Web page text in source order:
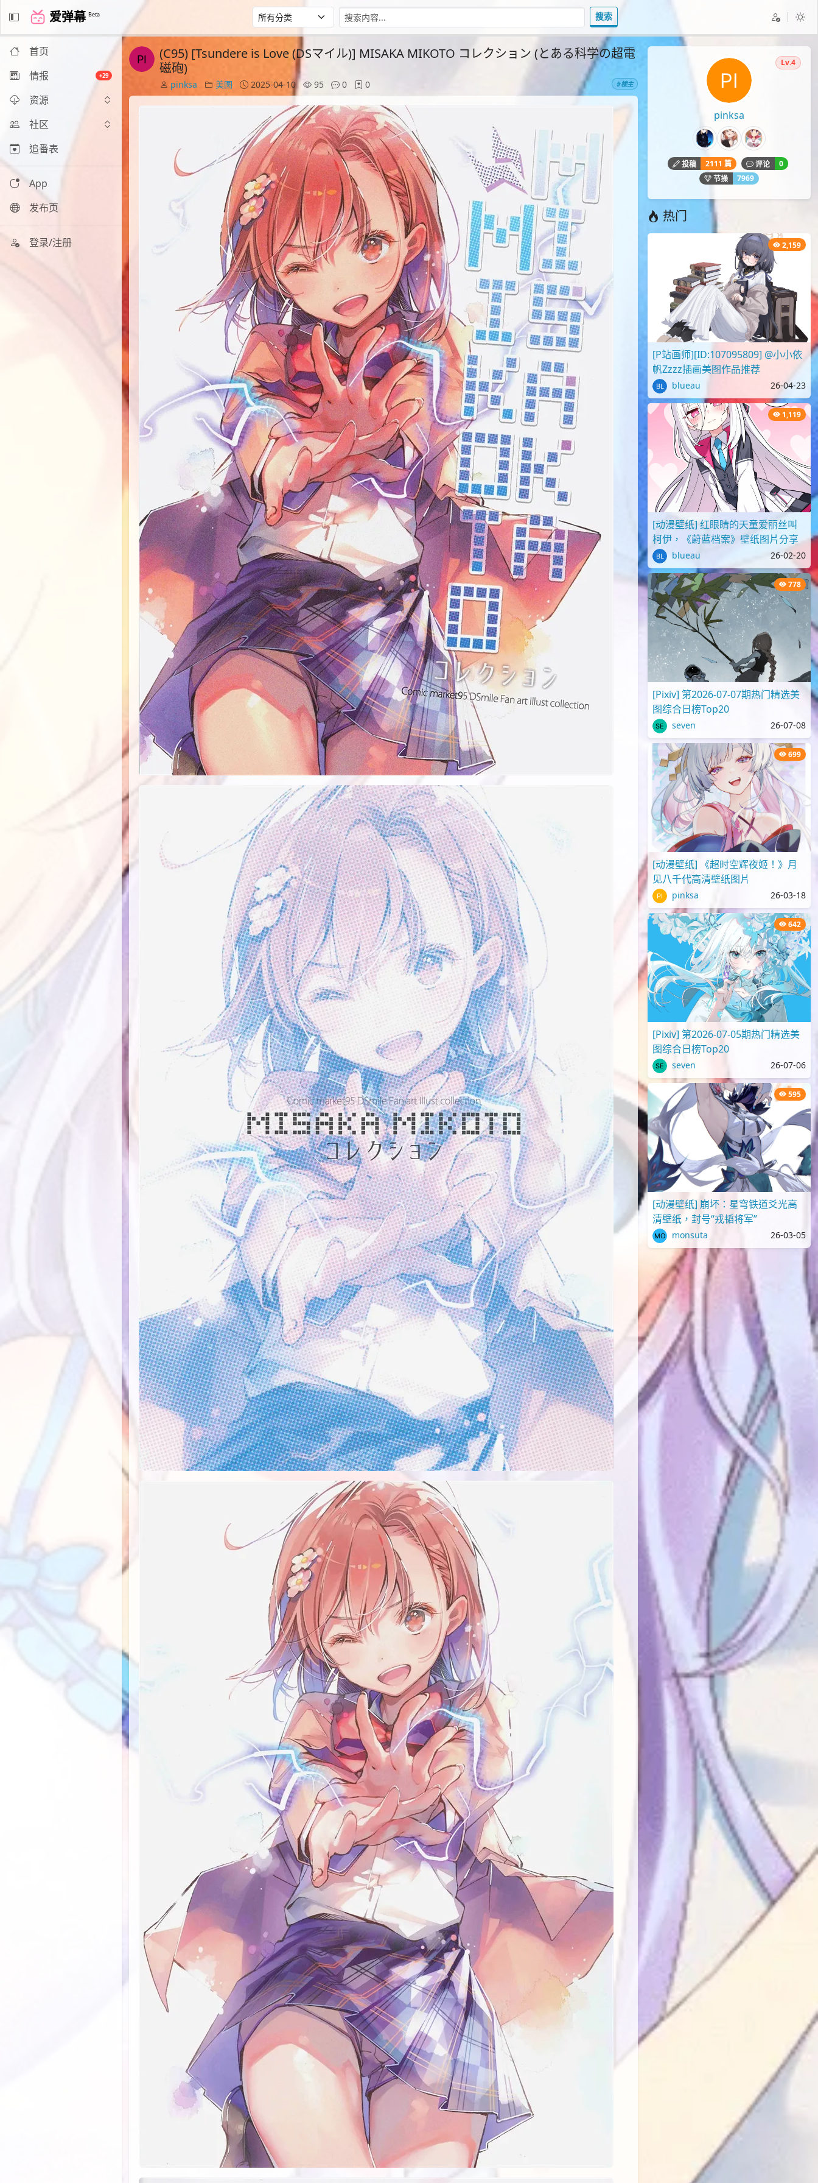
爱弹幕 Beta 搜索
首页
情报
+29
资源
社区
追番表
App
发布页
登录/注册
(C95) [Tsundere is Love (DSマイル)] MISAKA MIKOTO コレクション (とある科学の超電
磁砲)
pinksa 美图 2025-04-10 95 0 0 #楼主
pinksa
Lv.4
投稿 2111 篇 评论
0
节操
7969
热门
2,159
[P站画师][ID:107095809] @小小依
帆Zzzz插画美图作品推荐
blueau 26-04-23
1,119
[动漫壁纸] 红眼睛的天童爱丽丝叫
柯伊，《蔚蓝档案》壁纸图片分享
blueau 26-02-20
778
[Pixiv] 第2026-07-07期热门精选美
图综合日榜Top20
seven 26-07-08
699
[动漫壁纸] 《超时空辉夜姬！》月
见八千代高清壁纸图片
pinksa 26-03-18
642
[Pixiv] 第2026-07-05期热门精选美
图综合日榜Top20
seven 26-07-06
595
[动漫壁纸] 崩坏：星穹铁道爻光高
清壁纸，封号“戎韬将军”
monsuta 26-03-05